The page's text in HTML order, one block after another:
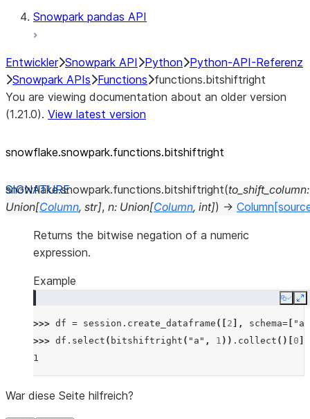
Snowpark pandas API
Entwickler Snowpark API Python Python-API-Referenz
Snowpark APIs Functions functions.bitshiftright
You are viewing documentation about an older version
(1.21.0). View latest version
snowflake.snowpark.functions.bitshiftright
snowflake.snowpark.functions.bitshiftright(to_shift_column:
Union[Column, str], n: Union[Column, int]) → Column
Returns the bitwise negation of a numeric
expression.
Example
Copy
>>> df = session . create_dataframe ([ 2 ], schema=
"a"
>>> df . select ( bitshiftright ( "a" , 1 )) . collect ()[ 0
1
War diese Seite hilfreich?